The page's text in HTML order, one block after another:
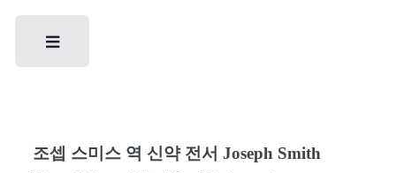
조셉 스미스 역 신약 전서 Joseph Smith